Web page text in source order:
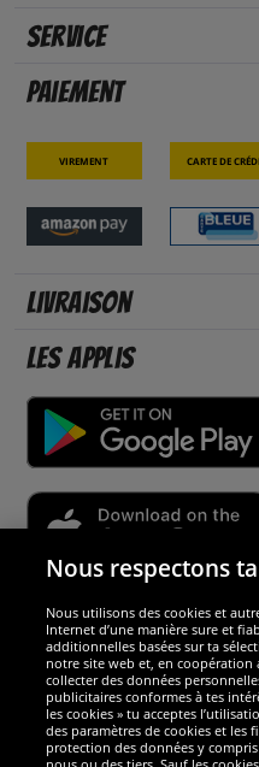
Service
Paiement
Virement Carte de
Livraison
Les applis
Sécurité
Nous
Nous respectons
Nous utilisons des cookies et
Internet d’une manière sure et
additionnelles basées sur ta
notre site web et, en coopération
collecter des données
publicitaires conformes à tes
les cookies » tu acceptes
des paramètres de cookies et les
protection des données y